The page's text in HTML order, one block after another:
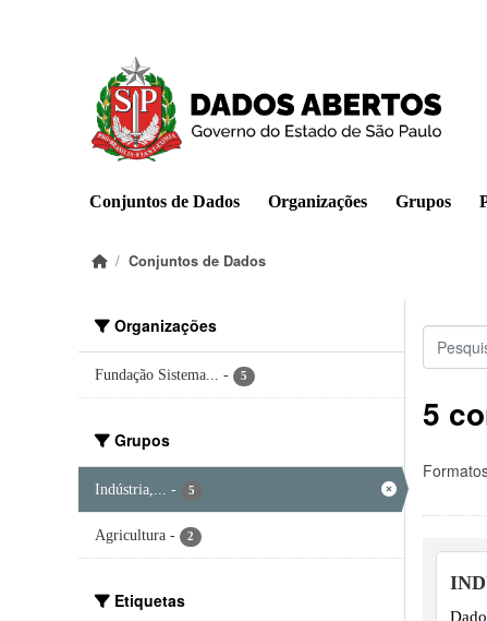
Conjuntos de Dados Organizações Grupos
Conjuntos de Dados
Organizações
Fundação Sistema... - 5
Grupos
Indústria,... - 5
Agricultura - 2
Etiquetas
5